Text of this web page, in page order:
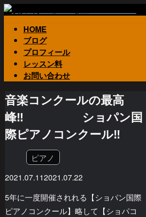
HOME
ブログ
プロフィール
レッスン料
お問い合わせ
音楽コンクールの最高
峰‼️ ショパン国
際ピアノコンクール‼️
ピアノ
2021.07.112021.07.22
5年に一度開催されれる【ショパン国際
ピアノコンクール】略して【ショパコ